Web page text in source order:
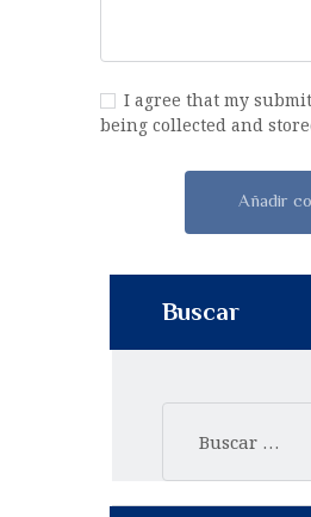
I agree that my
being collected and
Buscar